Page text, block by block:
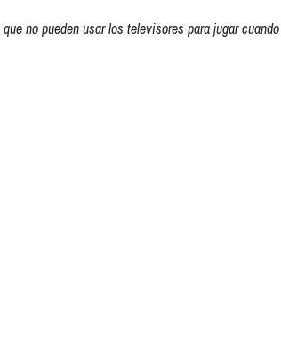
no pueden usar los televisores para jugar cuando